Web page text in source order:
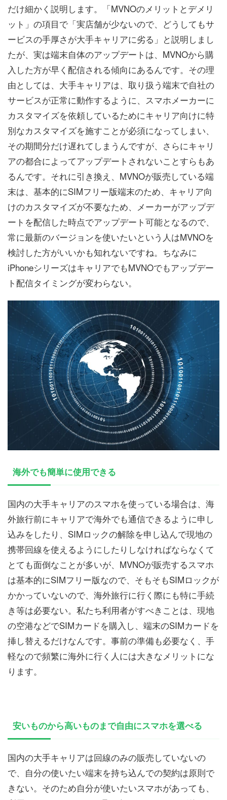
だけ細かく説明します。「MVNOのメリットとデメリ
ット」の項目で「実店舗が少ないので、どうしてもサ
ービスの手厚さが大手キャリアに劣る」と説明しまし
たが、実は端末自体のアップデートは、MVNOから購
入した方が早く配信される傾向にあるんです。その理
由としては、大手キャリアは、取り扱う端末で自社の
サービスが正常に動作するように、スマホメーカーに
カスタマイズを依頼しているためにキャリア向けに特
別なカスタマイズを施すことが必須になってしまい、
その期間分だけ遅れてしまうんですが、さらにキャリ
アの都合によってアップデートされないことすらもあ
るんです。それに引き換え、MVNOが販売している端
末は、基本的にSIMフリー版端末のため、キャリア向
けのカスタマイズが不要なため、メーカーがアップデ
ートを配信した時点でアップデート可能となるので、
常に最新のバージョンを使いたいという人はMVNOを
検討した方がいいかも知れないですね。ちなみに
iPhoneシリーズはキャリアでもMVNOでもアップデー
ト配信タイミングが変わらない。
海外でも簡単に使用できる
国内の大手キャリアのスマホを使っている場合は、海
外旅行前にキャリアで海外でも通信できるように申し
込みをしたり、SIMロックの解除を申し込んで現地の
携帯回線を使えるようにしたりしなければならなくて
とても面倒なことが多いが、MVNOが販売するスマホ
は基本的にSIMフリー版なので、そもそもSIMロックが
かかっていないので、海外旅行に行く際にも特に手続
き等は必要ない。私たち利用者がすべきことは、現地
の空港などでSIMカードを購入し、端末のSIMカードを
挿し替えるだけなんです。事前の準備も必要なく、手
軽なので頻繁に海外に行く人には大きなメリットにな
ります。
安いものから高いものまで自由にスマホを選べる
国内の大手キャリアは回線のみの販売していないの
で、自分の使いたい端末を持ち込んでの契約は原則で
きない。そのため自分が使いたいスマホがあっても、